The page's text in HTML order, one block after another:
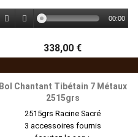
00:00
338,00 €
Bol Chantant Tibétain 7 Métaux
2515grs
2515grs Racine Sacré
3 accessoires fournis